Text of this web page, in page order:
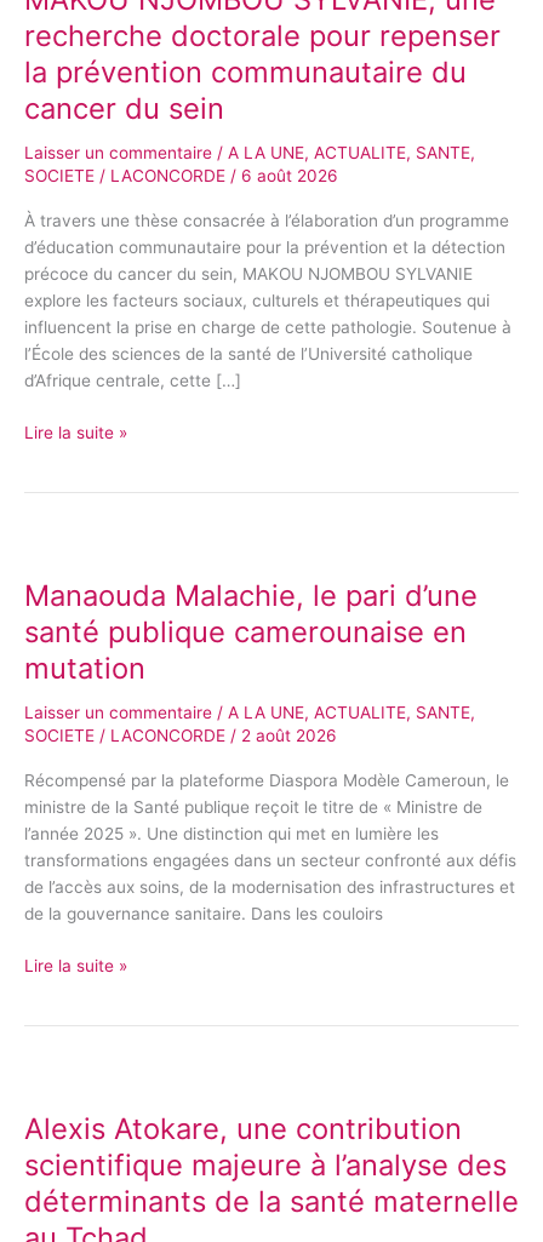
recherche doctorale pour repenser
la prévention communautaire du
cancer du sein
Laisser un commentaire / A LA UNE, ACTUALITE, SANTE,
SOCIETE / LACONCORDE / 6 août 2026
À travers une thèse consacrée à l’élaboration d’un programme
d’éducation communautaire pour la prévention et la détection
précoce du cancer du sein, MAKOU NJOMBOU SYLVANIE
explore les facteurs sociaux, culturels et thérapeutiques qui
influencent la prise en charge de cette pathologie. Soutenue à
l’École des sciences de la santé de l’Université catholique
d’Afrique centrale, cette […]
Lire la suite »
Manaouda Malachie, le pari d’une
santé publique camerounaise en
mutation
Laisser un commentaire / A LA UNE, ACTUALITE, SANTE,
SOCIETE / LACONCORDE / 2 août 2026
Récompensé par la plateforme Diaspora Modèle Cameroun, le
ministre de la Santé publique reçoit le titre de « Ministre de
l’année 2025 ». Une distinction qui met en lumière les
transformations engagées dans un secteur confronté aux défis
de l’accès aux soins, de la modernisation des infrastructures et
de la gouvernance sanitaire. Dans les couloirs
le
d’une
santé
camerounaise
mutation
Lire la suite »
Alexis Atokare, une contribution
scientifique majeure à l’analyse des
déterminants de la santé maternelle
une
contribution
scientifique
majeure
à